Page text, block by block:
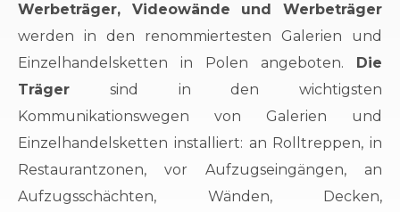
Werbeträger, Videowände und Werbeträger
werden in den renommiertesten Galerien und
Einzelhandelsketten in Polen angeboten. Die
Träger sind in den wichtigsten
Kommunikationswegen von Galerien und
Einzelhandelsketten installiert: an Rolltreppen, in
Restaurantzonen, vor Aufzugseingängen, an
Aufzugsschächten, Wänden, Decken,